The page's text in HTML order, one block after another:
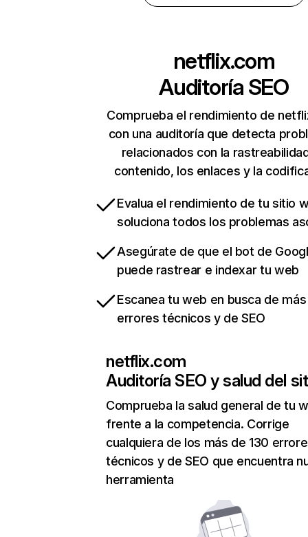
netflix.com
Auditoría SEO
Comprueba el rendimiento de
con una auditoría que detecta
relacionados con la
contenido, los enlaces y la
Evalua el rendimiento de tu sitio
soluciona todos los problemas
Asegúrate de que el bot de
puede rastrear e indexar tu web
Escanea tu web en busca de
errores técnicos y de SEO
netflix.com
Auditoría SEO y salud del
Comprueba la salud general de tu
frente a la competencia. Corrige
cualquiera de los más de 130
técnicos y de SEO que encuentra
herramienta